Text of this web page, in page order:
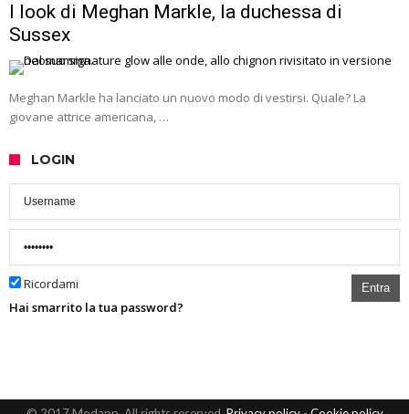
I look di Meghan Markle, la duchessa di
Sussex
Meghan Markle ha lanciato un nuovo modo di vestirsi. Quale? La
giovane attrice americana, …
LOGIN
Ricordami Entra
Hai smarrito la tua password?